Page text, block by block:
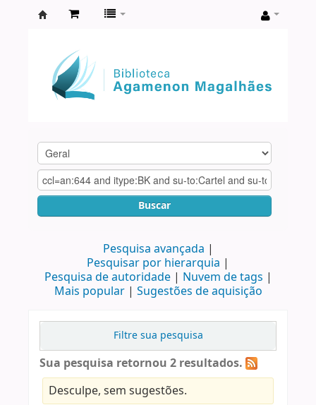
Agamenon
Magalhães
Buscar
Pesquisa avançada
Pesquisar por hierarquia
Pesquisa de autoridade
Nuvem de tags
Mais popular
Sugestões de aquisição
Filtre sua pesquisa
Sua pesquisa retornou 2 resultados.
Desculpe, sem sugestões.